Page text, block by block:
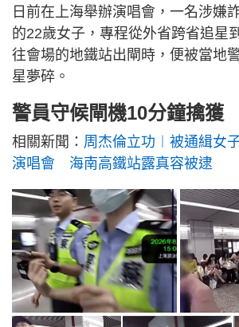
日前在上海舉辦演唱會，一名涉嫌
的22歲女子，專程從外省跨省追星
往會場的地鐵站出閘時，便被當地
星夢碎。
警員守候閘機10分鐘擒獲
相關新聞： 周杰倫立功︱被通緝女
演唱會 海南高鐵站露真容被逮